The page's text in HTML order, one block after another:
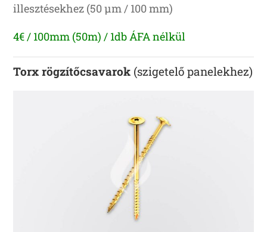
illesztésekhez (50 μm / 100 mm)
4€ / 100mm (50m) / 1db ÁFA nélkül
Torx rögzítőcsavarok (szigetelő panelekhez)